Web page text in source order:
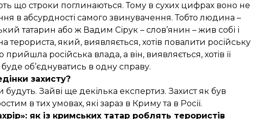
що строки поглинаються. Тому в сухих цифрах воно не
в абсурдності самого звинувачення. Тобто людина –
татарин або ж Вадим Сірук – слов’янин – жив собі і
який, виявляється, хотів повалити російську
російська влада, а він, виявляється, хотів її
об’єднуватись в одну справу.
захисту?
будуть. Зайві ще декілька експертиз. Захист як був
в тих умовах, які зараз в Криму та в Росії.
: як із кримських татар роблять терористів